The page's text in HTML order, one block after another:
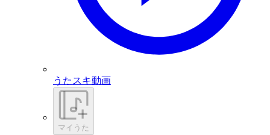
うたスキ動画
マイうた